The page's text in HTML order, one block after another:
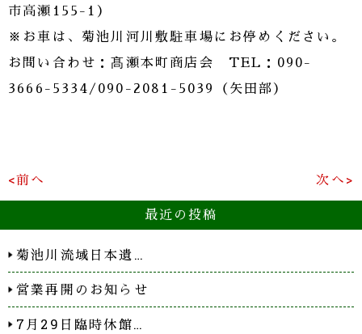
市高瀬155-1）
※お車は、菊池川河川敷駐車場にお停めください。
お問い合わせ：髙瀬本町商店会 TEL：090-
3666-5334/090-2081-5039（矢田部）
<前へ 次へ>
最近の投稿
菊池川流域日本遺…
営業再開のお知らせ
7月29日臨時休館…